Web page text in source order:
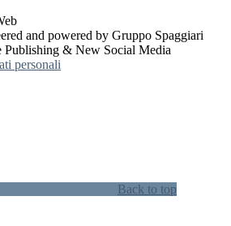
and powered by Gruppo Spaggiari
Publishing & New Social Media
personali
Back to top